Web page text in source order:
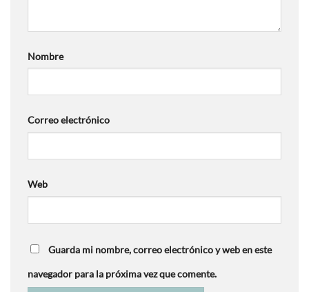
Nombre
Correo electrónico
Web
Guarda mi nombre, correo electrónico y web en este
navegador para la próxima vez que comente.